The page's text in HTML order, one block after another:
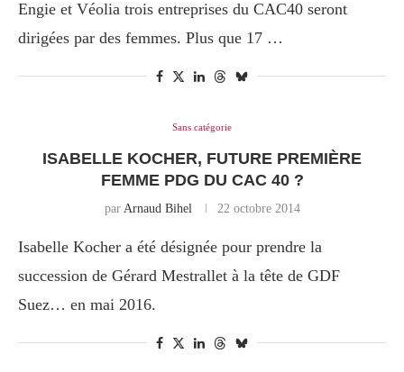
Engie et Véolia trois entreprises du CAC40 seront
dirigées par des femmes. Plus que 17 …
Sans catégorie
ISABELLE KOCHER, FUTURE PREMIÈRE
FEMME PDG DU CAC 40 ?
par Arnaud Bihel 22 octobre 2014
Isabelle Kocher a été désignée pour prendre la
succession de Gérard Mestrallet à la tête de GDF
Suez… en mai 2016.